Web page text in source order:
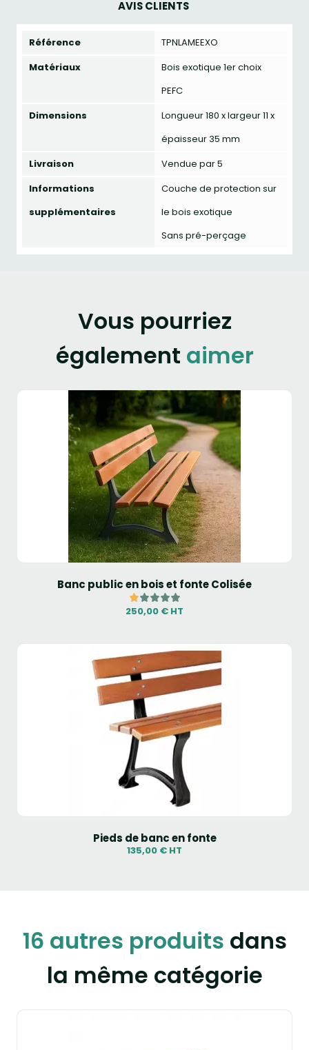
AVIS CLIENTS
Référence
TPNLAMEEXO
Matériaux
Bois exotique 1er choix
PEFC
Dimensions
Longueur 180 x largeur 11 x
épaisseur 35 mm
Livraison
Vendue par 5
Informations
supplémentaires
Couche de protection sur
le bois exotique
Sans pré-perçage
Vous pourriez
également aimer
Banc public en bois et fonte Colisée
250,00 € HT
Pieds de banc en fonte
135,00 € HT
16 autres produits dans
la même catégorie